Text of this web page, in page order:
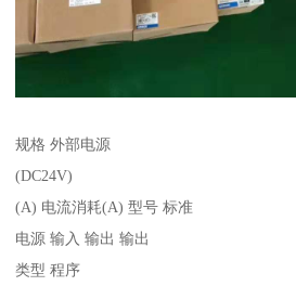
规格 外部电源
(DC24V)
(A) 电流消耗(A) 型号 标准
电源 输入 输出 输出
类型 程序